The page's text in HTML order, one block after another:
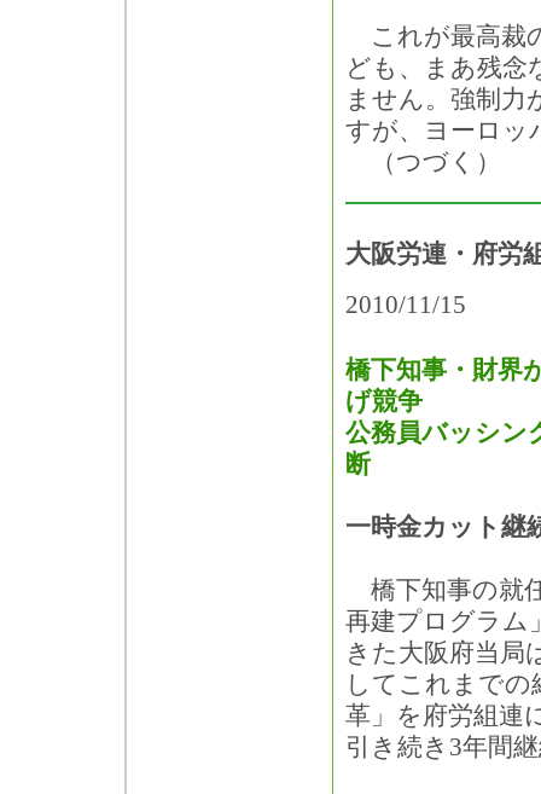
これが最高裁
ども、まあ残
ません。強制
すが、ヨーロッ
（つづく）
大阪労連・府労
2010/11/15
橋下知事・財界
げ競争
公務員バッシン
断
一時金カット継
橋下知事の就
再建プログラム
きた大阪府当局
してこれまでの
革」を府労組連
引き続き3年間